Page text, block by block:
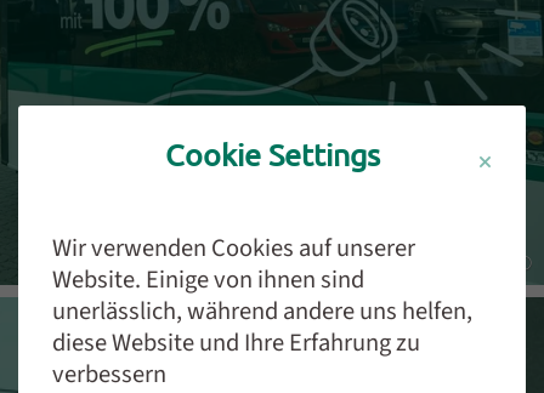
Cookie Settings
Wir verwenden Cookies auf unserer
Website. Einige von ihnen sind
unerlässlich, während andere uns helfen,
diese Website und Ihre Erfahrung zu
verbessern